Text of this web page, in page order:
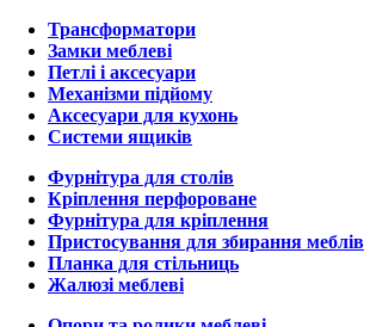
Трансформатори
Замки меблеві
Петлі і аксесуари
Механізми підйому
Аксесуари для кухонь
Системи ящиків
Фурнітура для столів
Кріплення перфороване
Фурнітура для кріплення
Пристосування для збирання меблів
Планка для стільниць
Жалюзі меблеві